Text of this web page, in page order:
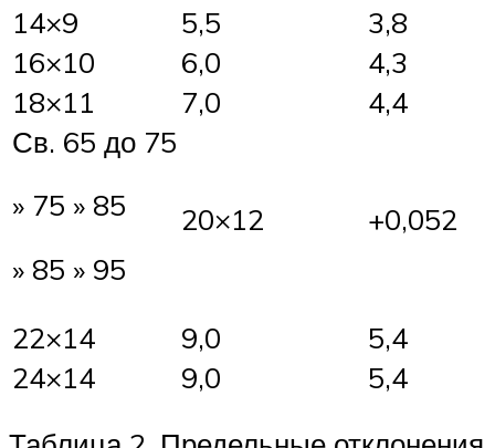
14×9 5,5
3,8
16×10
6,0
4,3
18×11
7,0
4,4
Св. 65 до 75
» 75 » 85
» 85 » 95
20×12 +0,052
22×14 9,0
5,4
24×14
9,0
5,4